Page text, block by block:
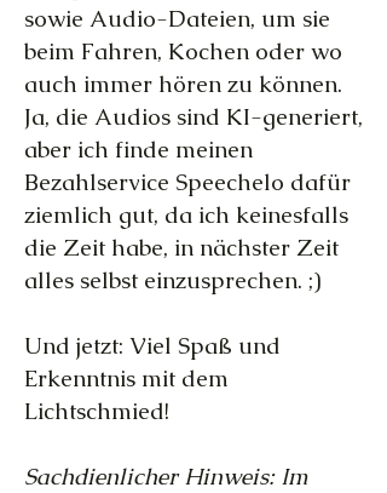
sowie Audio-Dateien, um sie
beim Fahren, Kochen oder wo
auch immer hören zu können.
Ja, die Audios sind KI-generiert,
aber ich finde meinen
Bezahlservice Speechelo dafür
ziemlich gut, da ich keinesfalls
die Zeit habe, in nächster Zeit
alles selbst einzusprechen. ;)
Und jetzt: Viel Spaß und
Erkenntnis mit dem
Lichtschmied!
Sachdienlicher Hinweis: Im